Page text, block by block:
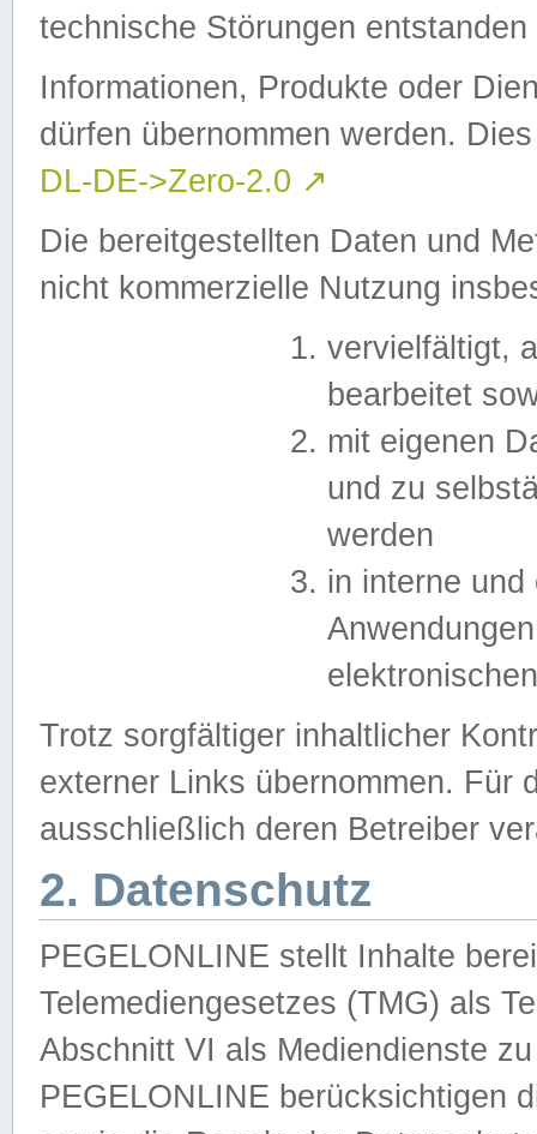
technische Störungen
Informationen, Produkte oder
dürfen übernommen werden.
DL-DE->Zero-2.0 ↗
Die bereitgestellten Daten und
nicht kommerzielle Nutzung
vervielfältigt,
bearbeitet
mit eigenen
und zu
werden
in interne
Trotz sorgfältiger inhaltlicher
externer Links übernommen. Für
ausschließlich deren Betreiber
2. Datenschutz
PEGELONLINE stellt Inhalte
Telemediengesetzes (TMG) als
Abschnitt VI als Mediendienste
PEGELONLINE berücksichtigen